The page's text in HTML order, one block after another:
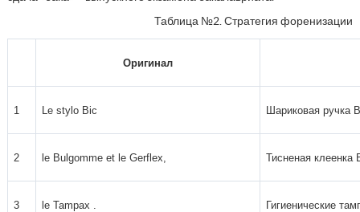
Таблица №2. Стратегия форенизации
Оригинал
1 Le stylo Bic Шариковая ручка
2 le Bulgomme et le Gerflex, Тисненая
3 le Tampax . Гигиенические